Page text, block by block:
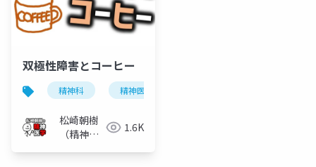
双極性障害とコーヒー
精神科 精神医学
松崎朝樹
（精神科
1.6K